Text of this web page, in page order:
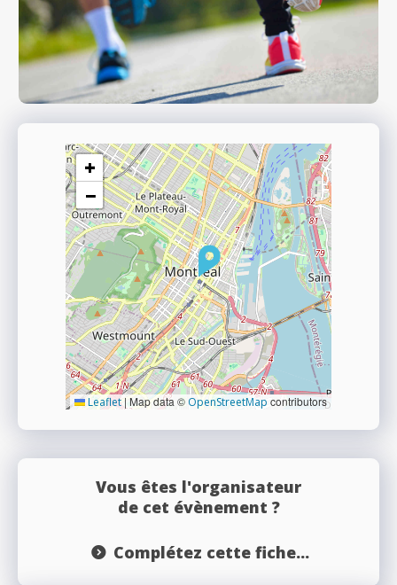
+
−
Leaflet | Map data © OpenStreetMap contributors
Vous êtes l'organisateur
de cet évènement ?
Complétez cette fiche...